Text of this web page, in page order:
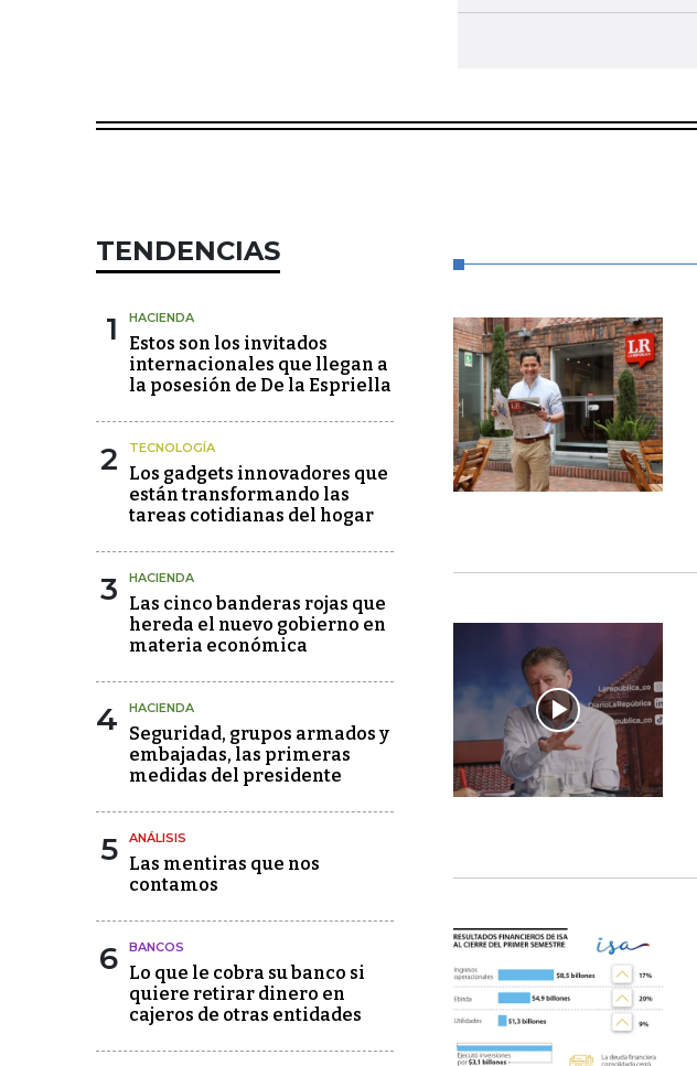
TENDENCIAS
1 HACIENDA
Estos son los invitados
internacionales que llegan a
la posesión de De la Espriella
2 TECNOLOGÍA
Los gadgets innovadores que
están transformando las
tareas cotidianas del hogar
3 HACIENDA
Las cinco banderas rojas que
hereda el nuevo gobierno en
materia económica
4 HACIENDA
Seguridad, grupos armados y
embajadas, las primeras
medidas del presidente
5 ANÁLISIS
Las mentiras que nos
contamos
6 BANCOS
Lo que le cobra su banco si
quiere retirar dinero en
cajeros de otras entidades